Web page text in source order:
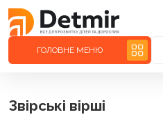
ГОЛОВНЕ МЕНЮ
Звірські вірші